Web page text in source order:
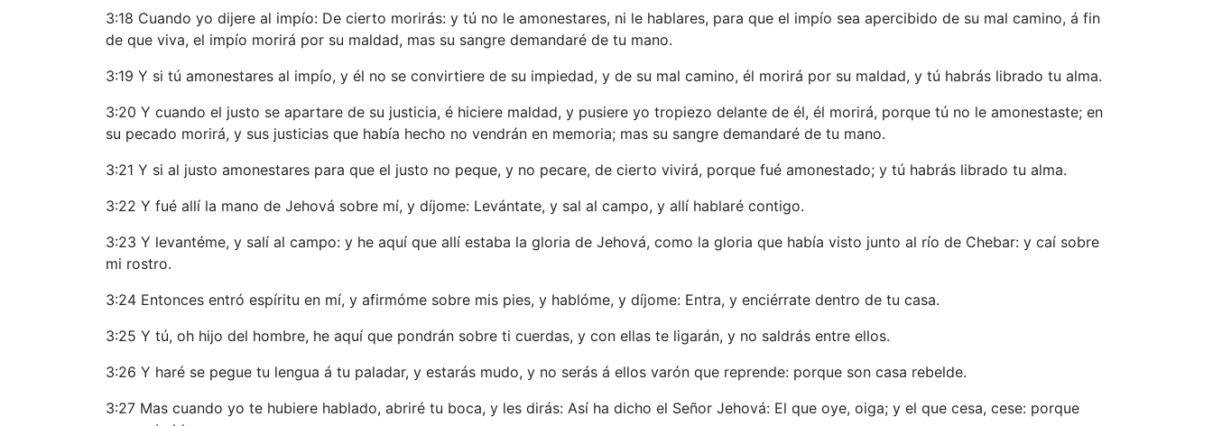
3:18 Cuando yo dijere al impío: De cierto morirás: y tú no le amonestares, ni le hablares, para que el impío sea apercibido de su mal camino, á fin
de que viva, el impío morirá por su maldad, mas su sangre demandaré de tu mano.
3:19 Y si tú amonestares al impío, y él no se convirtiere de su impiedad, y de su mal camino, él morirá por su maldad, y tú habrás librado tu alma.
3:20 Y cuando el justo se apartare de su justicia, é hiciere maldad, y pusiere yo tropiezo delante de él, él morirá, porque tú no le amonestaste; en
su pecado morirá, y sus justicias que había hecho no vendrán en memoria; mas su sangre demandaré de tu mano.
3:21 Y si al justo amonestares para que el justo no peque, y no pecare, de cierto vivirá, porque fué amonestado; y tú habrás librado tu alma.
3:22 Y fué allí la mano de Jehová sobre mí, y díjome: Levántate, y sal al campo, y allí hablaré contigo.
3:23 Y levantéme, y salí al campo: y he aquí que allí estaba la gloria de Jehová, como la gloria que había visto junto al río de Chebar: y caí sobre
mi rostro.
3:24 Entonces entró espíritu en mí, y afirmóme sobre mis pies, y hablóme, y díjome: Entra, y enciérrate dentro de tu casa.
3:25 Y tú, oh hijo del hombre, he aquí que pondrán sobre ti cuerdas, y con ellas te ligarán, y no saldrás entre ellos.
3:26 Y haré se pegue tu lengua á tu paladar, y estarás mudo, y no serás á ellos varón que reprende: porque son casa rebelde.
3:27 Mas cuando yo te hubiere hablado, abriré tu boca, y les dirás: Así ha dicho el Señor Jehová: El que oye, oiga; y el que cesa, cese: porque